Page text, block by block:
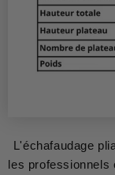
L'échafaudage
les professionnels